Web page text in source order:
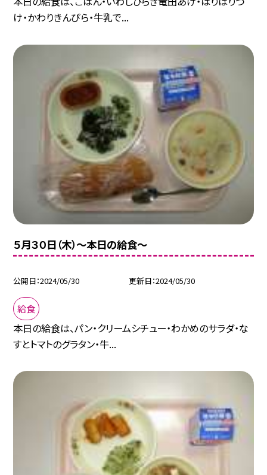
け・かわりきんぴら・牛乳で...
５月３０日（木）〜本日の給食〜
公開日 2024/05/30 更新日 2024/05/30
給食
本日の給食は、パン・クリームシチュー・わかめのサラダ・な
すとトマトのグラタン・牛...